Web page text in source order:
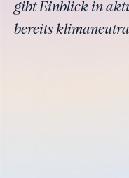
gibt Einblick in
bereits